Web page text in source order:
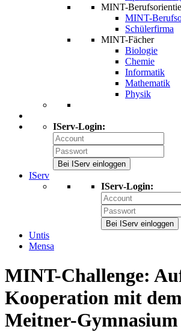
MINT-
MINT-
Schülerfirma
MINT-Fächer
Biologie
Chemie
Informatik
Mathematik
Physik
IServ-Login:
Bei IServ einloggen
IServ
IServ-Login:
Bei IServ einloggen
Untis
Mensa
MINT-Challenge:
Kooperation mit
Meitner-